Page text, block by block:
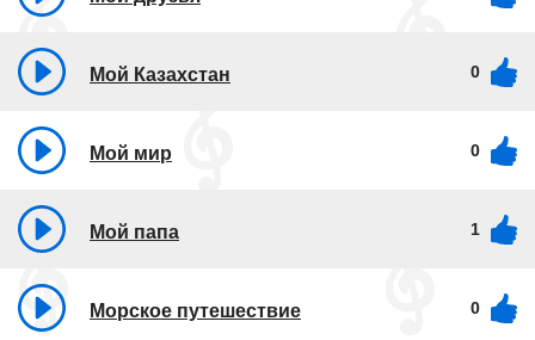
Мой Казахстан 0
Мой мир 0
Мой папа 1
Морское путешествие 0